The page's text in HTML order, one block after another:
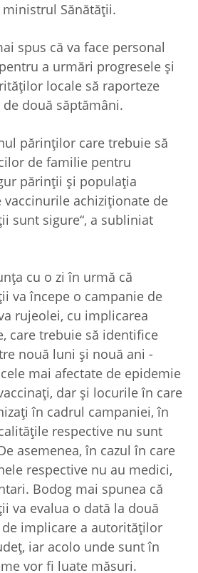
Sănătăţii.
spus că va face personal
a urmări progresele şi
locale să raporteze
două săptămâni.
părinţilor care trebuie să
de familie pentru
părinţii şi populaţia
vaccinurile achiziţionate de
sunt sigure“, a subliniat
cu o zi în urmă că
va începe o campanie de
rujeolei, cu implicarea
care trebuie să identifice
nouă luni şi nouă ani -
mai afectate de epidemie
dar şi locurile în care
în cadrul campaniei, în
respective nu sunt
asemenea, în cazul în care
respective nu au medici,
Bodog mai spunea că
va evalua o dată la două
implicare a autorităţilor
iar acolo unde sunt în
vor fi luate măsuri.